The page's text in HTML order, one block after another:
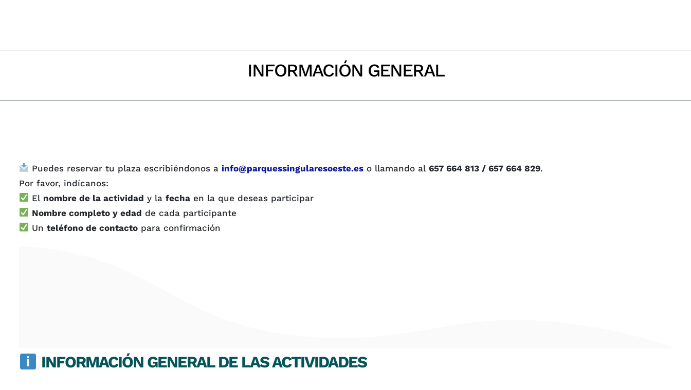
INFORMACIÓN GENERAL
Puedes reservar tu plaza escribiéndonos ainfo@parquessingularesoeste.es o llamando al657 664 813 / 657 664 829.
Por favor, indícanos:
El nombre de la actividad y lafecha en la que deseas participar
Nombre completo y edad de cada participante
Unteléfono de contacto para confirmación
INFORMACIÓN GENERAL DE LAS ACTIVIDADES